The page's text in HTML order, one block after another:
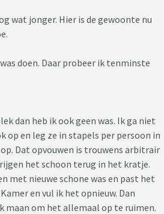
wat jonger. Hier is de gewoonte nu
doen. Daar probeer ik tenminste
dan heb ik ook geen was. Ik ga niet
op en leg ze in stapels per persoon in
Dat opvouwen is trouwens arbitrair
het schoon terug in het kratje.
met nieuwe schone was en past het
en vul ik het opnieuw. Dan
maan om het allemaal op te ruimen.